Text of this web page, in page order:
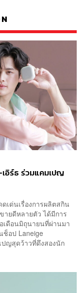
อิร์ธ ร่วมแคมเปญ
เด่นเรื่องการผลิตสกิน
ยดีหลายตัว ได้มีการ
เดือนมิถุนายนที่ผ่านมา
ช็อป Laneige
ปญสุดว้าวที่ดึงสองนัก